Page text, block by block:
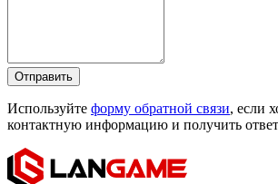
Отправить
Используйте форму обратной связи, если
контактную информацию и получить